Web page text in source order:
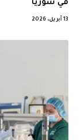
في سوريا
13 أبريل، 2026